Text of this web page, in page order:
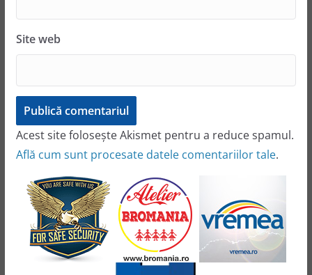
Site web
Acest site folosește Akismet pentru a reduce spamul.
Află cum sunt procesate datele comentariilor tale.